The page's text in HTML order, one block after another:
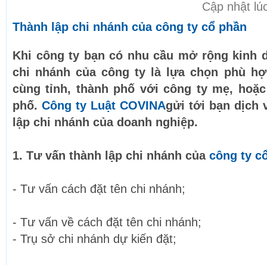
Cập nhật
Thành lập chi nhánh của công ty cổ phần
Khi công ty bạn có nhu cầu mở rộng kinh
chi nhánh của công ty là lựa chọn phù
cùng tỉnh, thành phố với công ty mẹ,
phố. Công ty Luật COVINAgửi tới bạn dịch
lập chi nhánh của doanh nghiệp.
1. Tư vấn thành lập chi nhánh của công ty
- Tư vấn cách đặt tên chi nhánh;
- Tư vấn về cách đặt tên chi nhánh;
- Trụ sở chi nhánh dự kiến đặt;